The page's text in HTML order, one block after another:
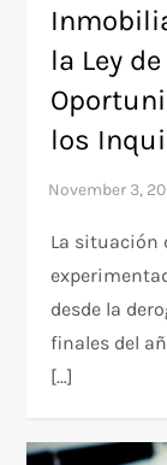
la Ley
los
La situación
desde la
finales del
[…]